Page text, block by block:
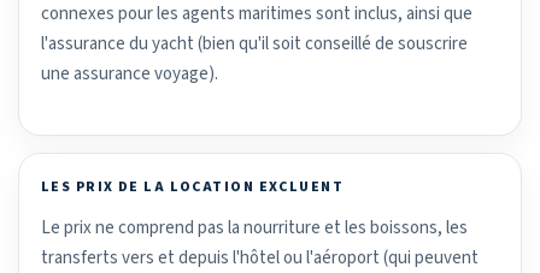
connexes pour les agents maritimes sont inclus, ainsi que
l'assurance du yacht (bien qu'il soit conseillé de souscrire
une assurance voyage).
LES PRIX DE LA LOCATION EXCLUENT
Le prix ne comprend pas la nourriture et les boissons, les
transferts vers et depuis l'hôtel ou l'aéroport (qui peuvent